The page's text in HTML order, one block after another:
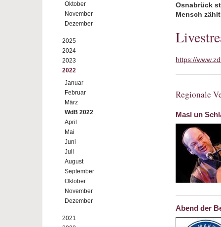
Oktober
November
Dezember
2025
2024
2023
2022
Januar
Februar
März
WdB 2022
April
Mai
Juni
Juli
August
September
Oktober
November
Dezember
2021
Osnabrück
Mensch
https://
Regionale
Masl un
Abend der